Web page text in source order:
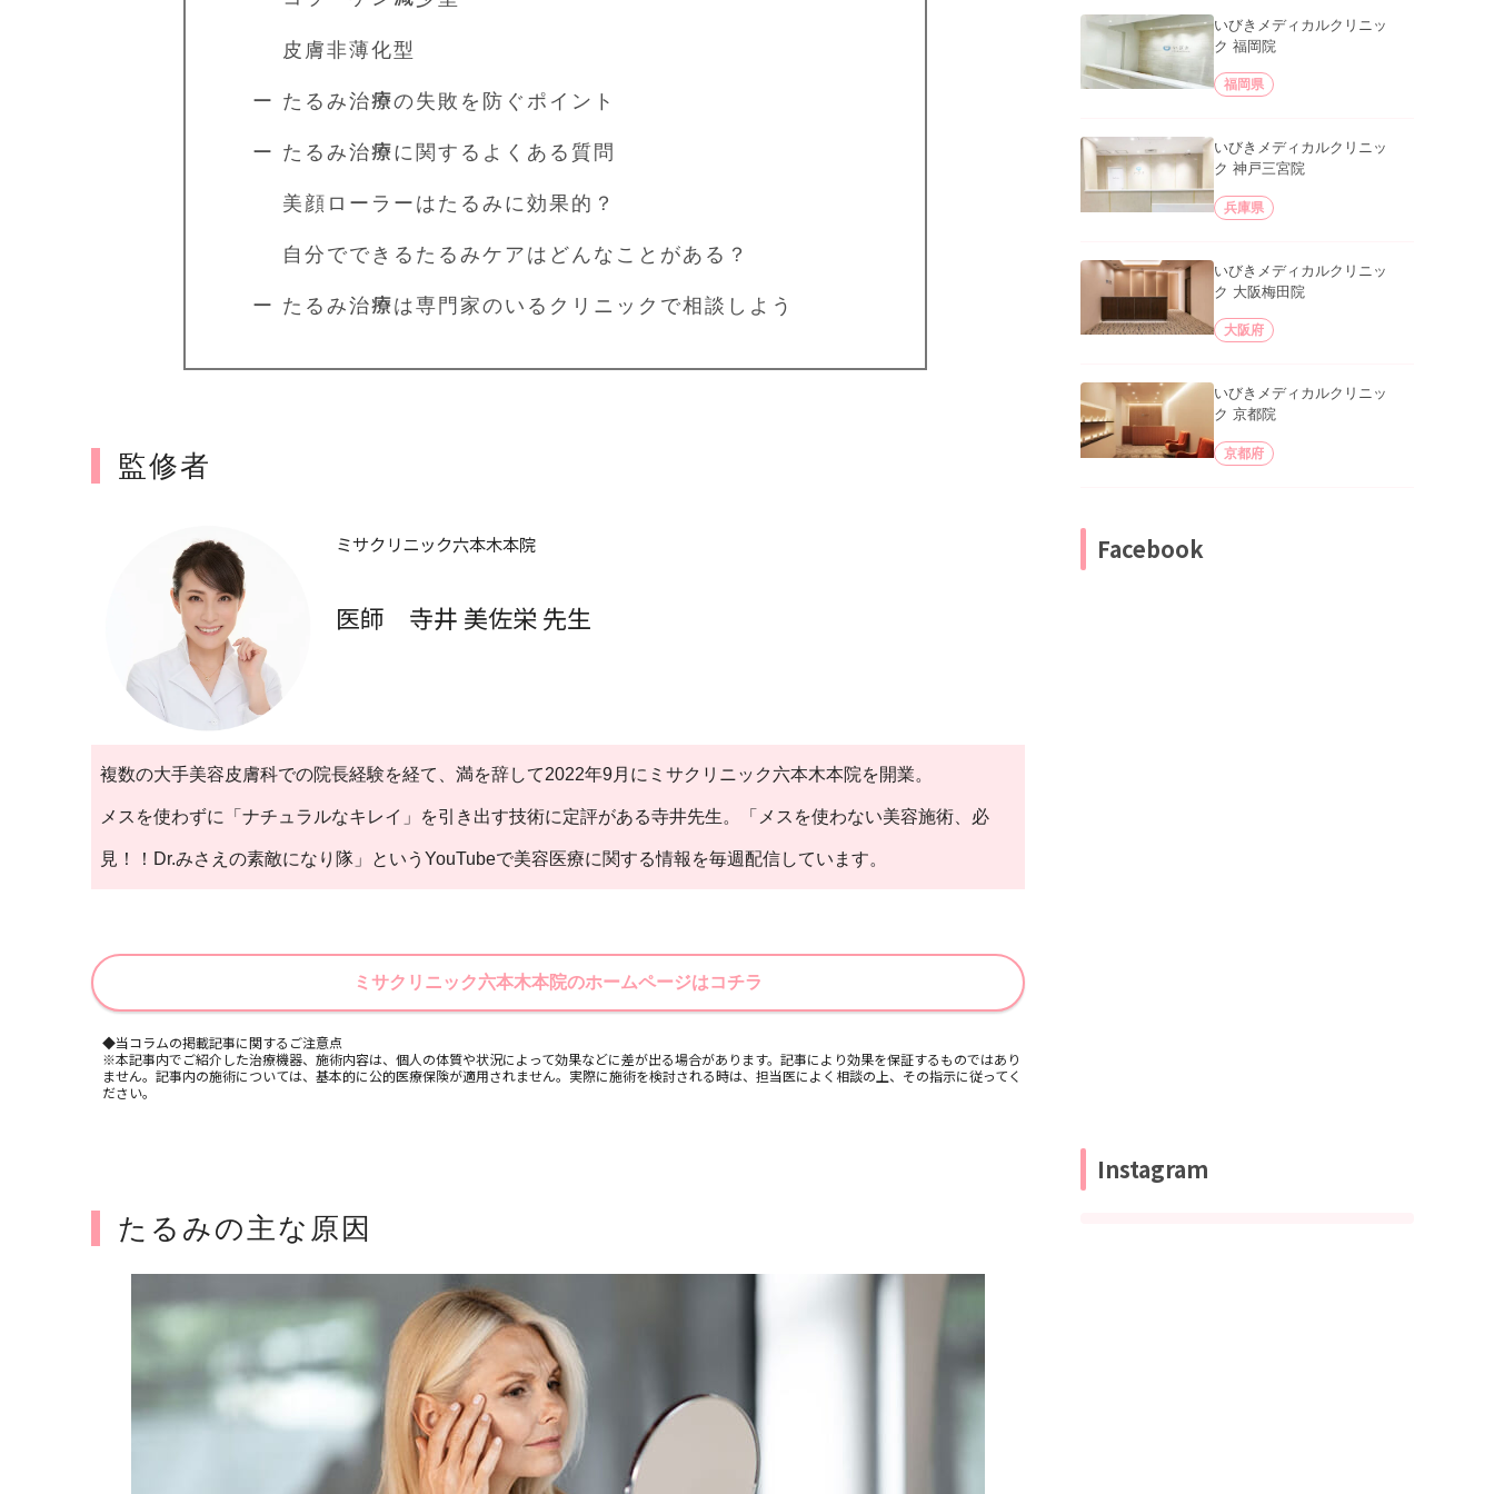
皮膚非薄化型
ー たるみ治療の失敗を防ぐポイント
ー たるみ治療に関するよくある質問
美顔ローラーはたるみに効果的？
自分でできるたるみケアはどんなことがある？
ー たるみ治療は専門家のいるクリニックで相談しよう
監修者
ミサクリニック六本木本院
医師 寺井 美佐栄 先生
複数の大手美容皮膚科での院長経験を経て、満を辞して2022年9月にミサクリニック六本木本院を開業。
メスを使わずに「ナチュラルなキレイ」を引き出す技術に定評がある寺井先生。「メスを使わない美容施術、必
見！！Dr.みさえの素敵になり隊」というYouTubeで美容医療に関する情報を毎週配信しています。
ミサクリニック六本木本院のホームページはコチラ
◆当コラムの掲載記事に関するご注意点
※本記事内でご紹介した治療機器、施術内容は、個人の体質や状況によって効果などに差が出る場合があります。記事により効果を保証するものではあり
ません。記事内の施術については、基本的に公的医療保険が適用されません。実際に施術を検討される時は、担当医によく相談の上、その指示に従ってく
ださい。
たるみの主な原因
いびきメディカルクリニッ
ク 福岡院
福岡県
いびきメディカルクリニッ
ク 神戸三宮院
兵庫県
いびきメディカルクリニッ
ク 大阪梅田院
大阪府
いびきメディカルクリニッ
ク 京都院
京都府
Facebook
Instagram